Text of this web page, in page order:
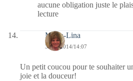
aucune obligation juste le
lecture
Maria-Lina
30/12/2014/14:07
Un petit coucou pour te souhaiter
joie et la douceur!